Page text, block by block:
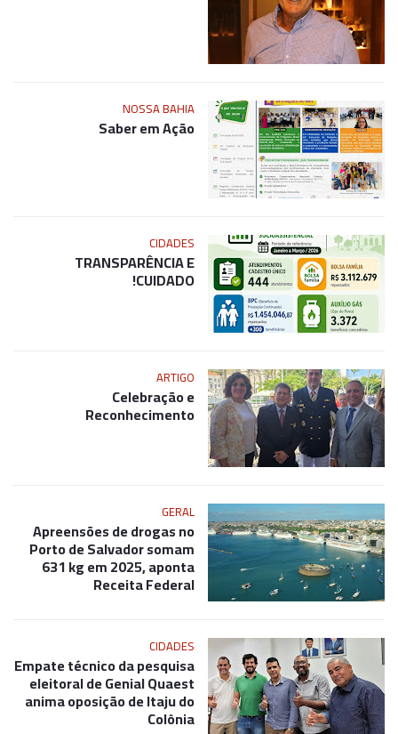
NOSSA BAHIA
Saber em Ação
CIDADES
TRANSPARÊNCIA E
CUIDADO!
ARTIGO
Celebração e
Reconhecimento
GERAL
Apreensões de drogas no
Porto de Salvador somam
631 kg em 2025, aponta
Receita Federal
CIDADES
Empate técnico da pesquisa
eleitoral de Genial Quaest
anima oposição de Itaju do
Colônia